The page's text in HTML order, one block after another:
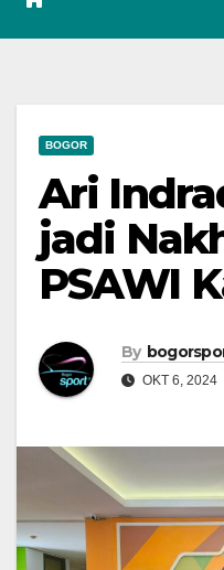
BOGOR
Ari
jadi
PSAWI
By
OKT 6, 2024